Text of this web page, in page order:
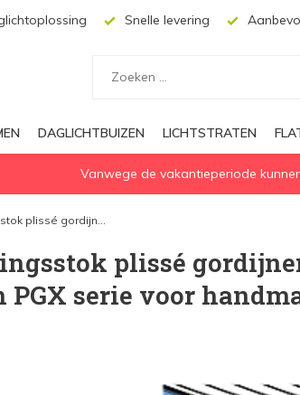
Snelle levering
DAGLICHTBUIZEN LICHTSTRATEN
Vanwege de vakantieperiode
plissé gordijn...
plissé
serie voor